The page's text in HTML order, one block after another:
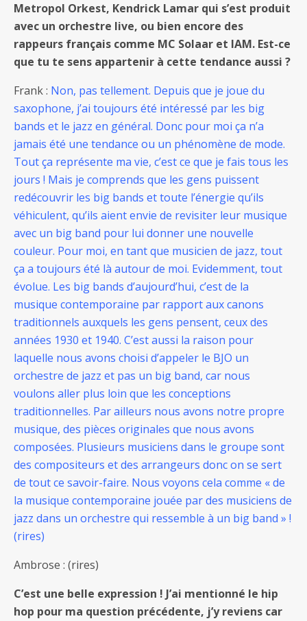
Metropol Orkest, Kendrick Lamar qui s’est produit
avec un orchestre live, ou bien encore des
rappeurs français comme MC Solaar et IAM. Est-ce
que tu te sens appartenir à cette tendance aussi ?
Frank : Non, pas tellement. Depuis que je joue du
saxophone, j’ai toujours été intéressé par les big
bands et le jazz en général. Donc pour moi ça n’a
jamais été une tendance ou un phénomène de mode.
Tout ça représente ma vie, c’est ce que je fais tous les
jours ! Mais je comprends que les gens puissent
redécouvrir les big bands et toute l’énergie qu’ils
véhiculent, qu’ils aient envie de revisiter leur musique
avec un big band pour lui donner une nouvelle
couleur. Pour moi, en tant que musicien de jazz, tout
ça a toujours été là autour de moi. Evidemment, tout
évolue. Les big bands d’aujourd’hui, c’est de la
musique contemporaine par rapport aux canons
traditionnels auxquels les gens pensent, ceux des
années 1930 et 1940. C’est aussi la raison pour
laquelle nous avons choisi d’appeler le BJO un
orchestre de jazz et pas un big band, car nous
voulons aller plus loin que les conceptions
traditionnelles. Par ailleurs nous avons notre propre
musique, des pièces originales que nous avons
composées. Plusieurs musiciens dans le groupe sont
des compositeurs et des arrangeurs donc on se sert
de tout ce savoir-faire. Nous voyons cela comme « de
la musique contemporaine jouée par des musiciens de
jazz dans un orchestre qui ressemble à un big band » !
(rires)
Ambrose : (rires)
C’est une belle expression ! J’ai mentionné le hip
hop pour ma question précédente, j’y reviens car